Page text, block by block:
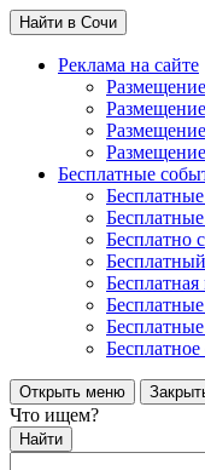
Найти в Сочи
Реклама на сайте
Бесплатные
Бесплатно
Открыть меню
Что ищем?
Найти